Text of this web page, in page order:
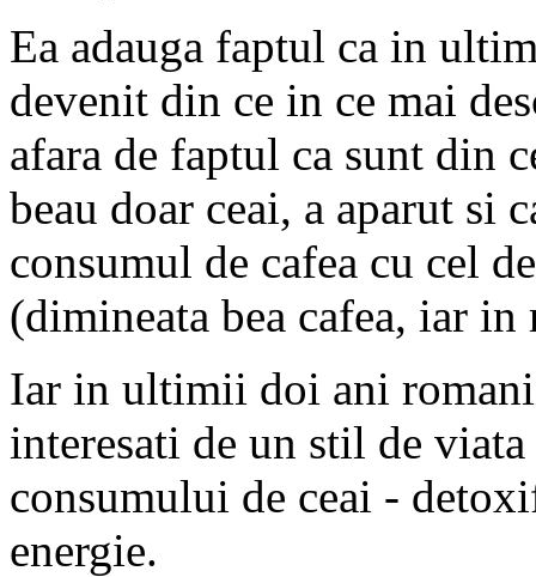
Ea adauga faptul ca in
devenit din ce in ce mai
afara de faptul ca sunt din
beau doar ceai, a aparut si
consumul de cafea cu cel
(dimineata bea cafea, iar
Iar in ultimii doi ani
interesati de un stil de
consumului de ceai -
energie.